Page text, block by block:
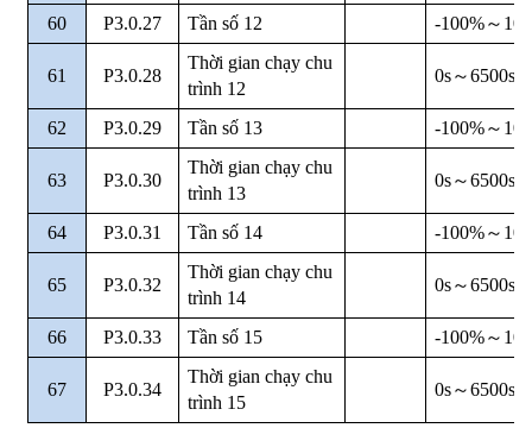
60 P3.0.27 Tần số 12 -100%～
61 P3.0.28
Thời gian chạy chu
trình 12
0s～6500s
62 P3.0.29 Tần số 13 -100%～
63 P3.0.30
Thời gian chạy chu
trình 13
0s～6500s
64 P3.0.31 Tần số 14 -100%～
65 P3.0.32
Thời gian chạy chu
trình 14
0s～6500s
66 P3.0.33 Tần số 15 -100%～
67 P3.0.34
Thời gian chạy chu
trình 15
0s～6500s